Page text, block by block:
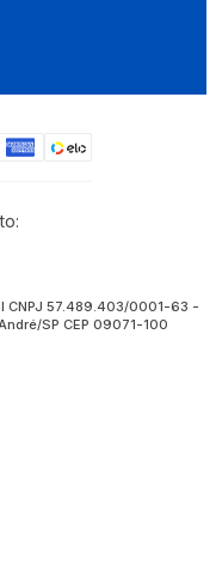
CNPJ 57.489.403/0001-63 -
SP CEP 09071-100